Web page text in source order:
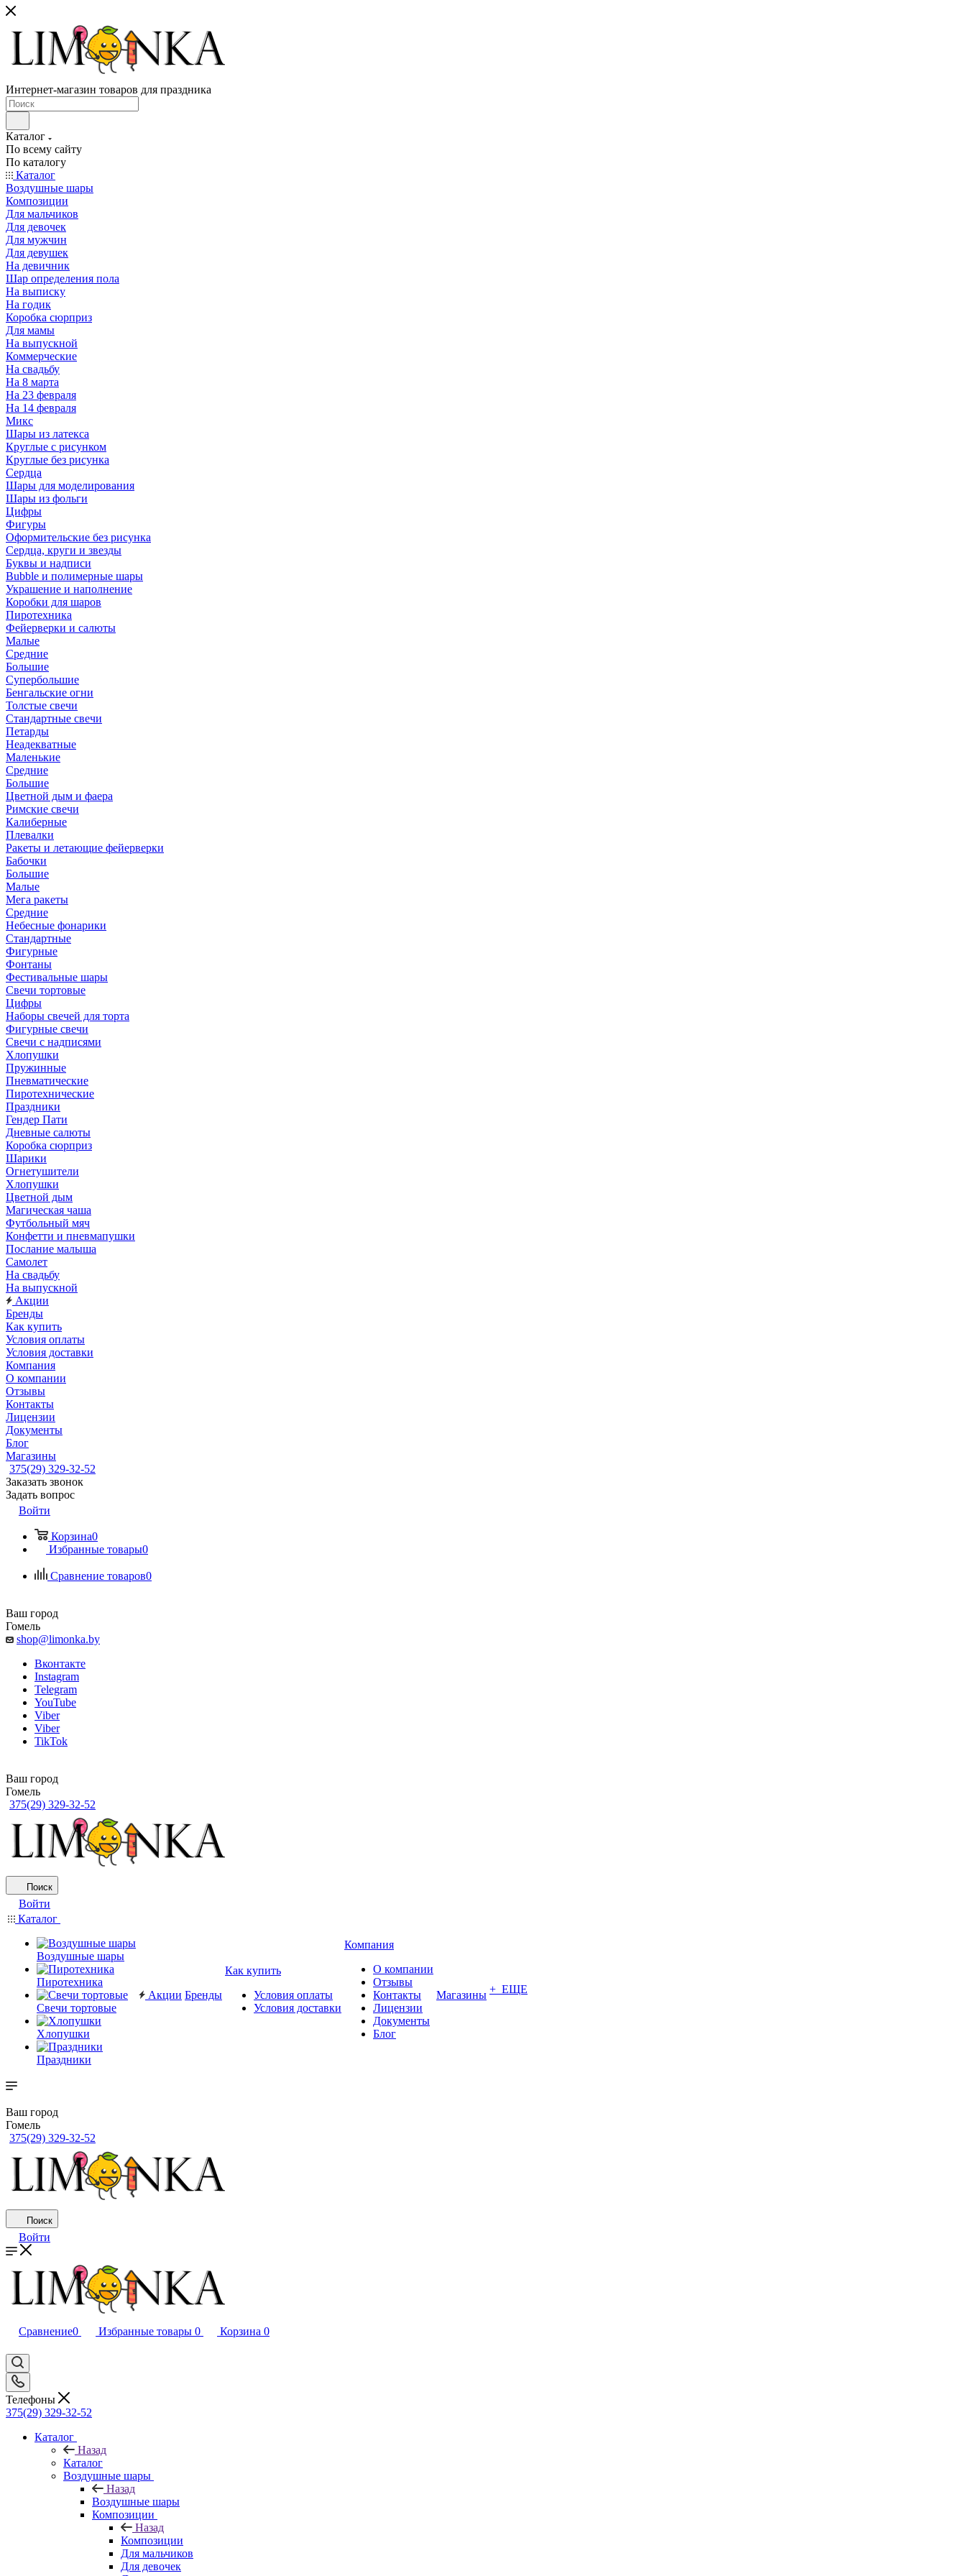
Интернет-магазин товаров для праздника
Каталог
По всему сайту
По каталогу
Каталог
Воздушные шары
Композиции
Для мальчиков
Для девочек
Для мужчин
Для девушек
На девичник
Шар определения пола
На выписку
На годик
Коробка сюрприз
Для мамы
На выпускной
Коммерческие
На свадьбу
На 8 марта
На 23 февраля
На 14 февраля
Микс
Шары из латекса
Круглые с рисунком
Круглые без рисунка
Сердца
Шары для моделирования
Шары из фольги
Цифры
Фигуры
Оформительские без рисунка
Сердца, круги и звезды
Буквы и надписи
Bubble и полимерные шары
Украшение и наполнение
Коробки для шаров
Пиротехника
Фейерверки и салюты
Малые
Средние
Большие
Супербольшие
Бенгальские огни
Толстые свечи
Стандартные свечи
Петарды
Неадекватные
Маленькие
Средние
Большие
Цветной дым и фаера
Римские свечи
Калиберные
Плевалки
Ракеты и летающие фейерверки
Бабочки
Большие
Малые
Мега ракеты
Средние
Небесные фонарики
Стандартные
Фигурные
Фонтаны
Фестивальные шары
Свечи тортовые
Цифры
Наборы свечей для торта
Фигурные свечи
Свечи с надписями
Хлопушки
Пружинные
Пневматические
Пиротехнические
Праздники
Гендер Пати
Дневные салюты
Коробка сюрприз
Шарики
Огнетушители
Хлопушки
Цветной дым
Магическая чаша
Футбольный мяч
Конфетти и пневмапушки
Послание малыша
Самолет
На свадьбу
На выпускной
Акции
Бренды
Как купить
Условия оплаты
Условия доставки
Компания
О компании
Отзывы
Контакты
Лицензии
Документы
Блог
Магазины
375(29) 329-32-52
Заказать звонок
Задать вопрос
Войти
Корзина0
Избранные товары0
Сравнение товаров0
Ваш город
Гомель
shop@limonka.by
Вконтакте
Instagram
Telegram
YouTube
Viber
Viber
TikTok
Ваш город
Гомель
375(29) 329-32-52
Поиск
Войти
Каталог
Воздушные шары
Пиротехника
Свечи тортовые
Хлопушки
Праздники
Акции Бренды
Как купить
Условия оплаты
Условия доставки
Компания
О компании
Отзывы
Контакты
Лицензии
Документы
Блог
Магазины + ЕЩЕ
Ваш город
Гомель
375(29) 329-32-52
Поиск
Войти
Сравнение0 Избранные товары 0 Корзина 0
Телефоны
375(29) 329-32-52
Каталог
Назад
Каталог
Воздушные шары
Назад
Воздушные шары
Композиции
Назад
Композиции
Для мальчиков
Для девочек